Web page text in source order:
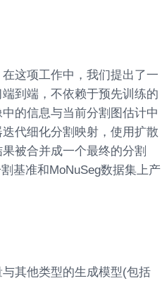
这项工作中，我们提出了一
到端，不依赖于预先训练的
的信息与当前分割图估计中
代细化分割映射，使用扩散
被合并成一个最终的分割
基准和MoNuSeg数据集上产
其他类型的生成模型(包括